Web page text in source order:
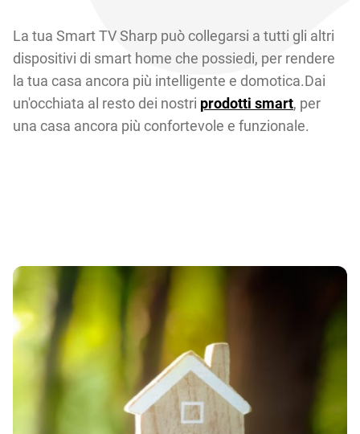
La tua Smart TV Sharp può collegarsi a tutti gli altri
dispositivi di smart home che possiedi, per rendere
la tua casa ancora più intelligente e domotica.Dai
un'occhiata al resto dei nostri prodotti smart, per
una casa ancora più confortevole e funzionale.